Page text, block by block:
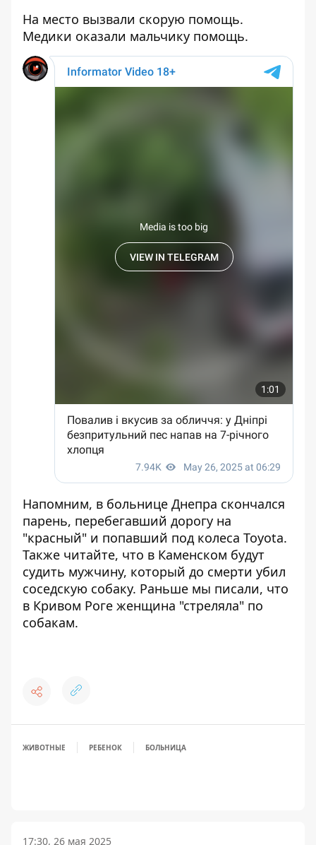
На место вызвали скорую помощь.
Медики оказали мальчику помощь.
Напомним, в больнице Днепра скончался
парень, перебегавший дорогу на
"красный" и попавший под колеса Toyota.
Также читайте, что в Каменском будут
судить мужчину, который до смерти убил
соседскую собаку. Раньше мы писали, что
в Кривом Роге женщина "стреляла" по
собакам.
ЖИВОТНЫЕ РЕБЕНОК БОЛЬНИЦА
17:30, 26 мая 2025